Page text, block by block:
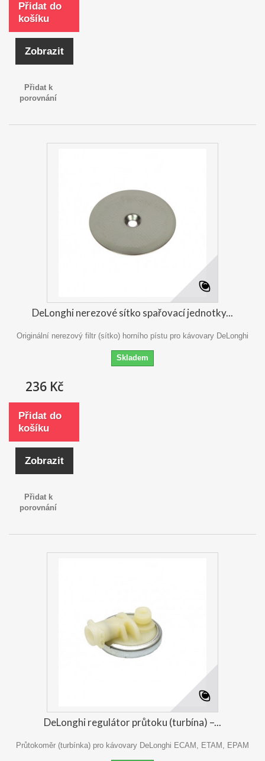
Přidat do
košíku
Zobrazit
Přidat k
porovnání
DeLonghi nerezové sítko spařovací jednotky...
Originální nerezový filtr (sítko) horního pístu pro kávovary DeLonghi
Skladem
236 Kč
Přidat do
košíku
Zobrazit
Přidat k
porovnání
DeLonghi regulátor průtoku (turbína) –...
Průtokoměr (turbínka) pro kávovary DeLonghi ECAM, ETAM, EPAM